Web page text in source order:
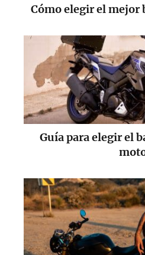
Cómo elegir el mejor
Guía para elegir el